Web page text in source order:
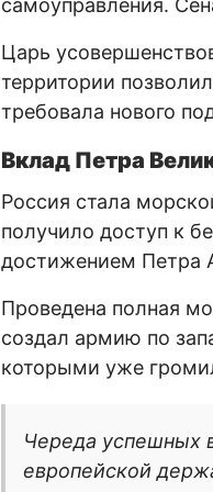
Царь
территории
требовала нового
Вклад Петра
Россия стала
получило доступ к
достижением Петра
Проведена полная
создал армию по
которыми уже
Череда успешных
европейской